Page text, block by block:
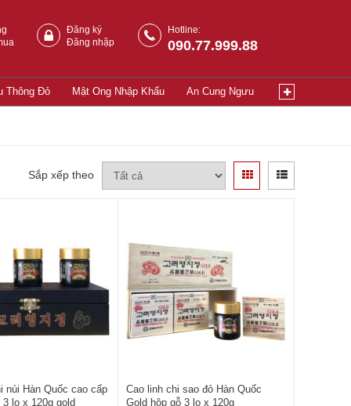
Đăng ký
Đăng nhập
Hotline:
090.77.999.88
Thông Đỏ Mật Ong Nhập Khẩu An Cung Ngưu
Sắp xếp theo
núi Hàn Quốc cao cấp
3 lọ x 120g gold
Cao linh chi sao đỏ Hàn Quốc
Gold hộp gỗ 3 lọ x 120g